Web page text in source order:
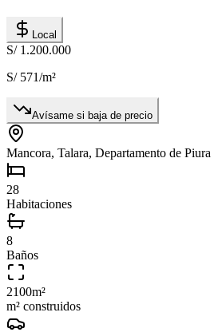
Local
S/ 1.200.000
S/ 571/m²
Avísame si baja de precio
Mancora, Talara, Departamento de Piura
28
Habitaciones
8
Baños
2100m²
m² construidos